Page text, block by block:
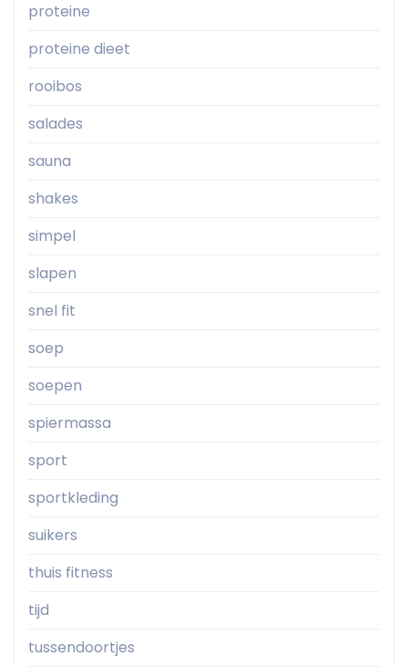
proteine
proteine dieet
rooibos
salades
sauna
shakes
simpel
slapen
snel fit
soep
soepen
spiermassa
sport
sportkleding
suikers
thuis fitness
tijd
tussendoortjes